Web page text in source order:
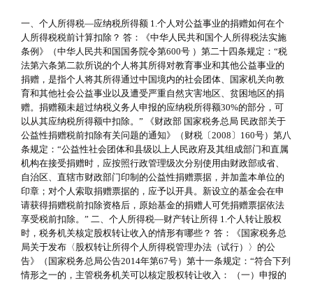
一、个人所得税—应纳税所得额 1.个人对公益事业的捐赠如何在个
人所得税税前计算扣除？ 答：《中华人民共和国个人所得税法实施
条例》（中华人民共和国国务院令第600号 ）第二十四条规定：“税
法第六条第二款所说的个人将其所得对教育事业和其他公益事业的
捐赠，是指个人将其所得通过中国境内的社会团体、国家机关向教
育和其他社会公益事业以及遭受严重自然灾害地区、贫困地区的捐
赠。捐赠额未超过纳税义务人申报的应纳税所得额30%的部分，可
以从其应纳税所得额中扣除。” 《财政部 国家税务总局 民政部关于
公益性捐赠税前扣除有关问题的通知》（财税〔2008〕160号）第八
条规定：“公益性社会团体和县级以上人民政府及其组成部门和直属
机构在接受捐赠时，应按照行政管理级次分别使用由财政部或省、
自治区、直辖市财政部门印制的公益性捐赠票据，并加盖本单位的
印章；对个人索取捐赠票据的，应予以开具。新设立的基金会在申
请获得捐赠税前扣除资格后，原始基金的捐赠人可凭捐赠票据依法
享受税前扣除。” 二、个人所得税—财产转让所得 1.个人转让股权
时，税务机关核定股权转让收入的情形有哪些？ 答：《国家税务总
局关于发布〈股权转让所得个人所得税管理办法（试行）〉的公
告》（国家税务总局公告2014年第67号）第十一条规定：“符合下列
情形之一的，主管税务机关可以核定股权转让收入： （一）申报的